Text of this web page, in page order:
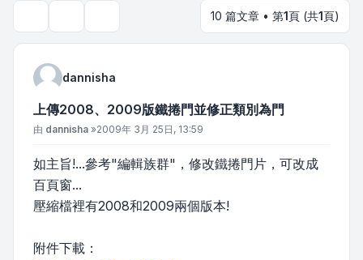
10 篇文章 • 第1頁 (共1頁)
dannisha
上傳2008、2009版鐵捲門並修正類別為門
文章
由 dannisha »2009年 3月 25日, 13:59
如主旨!...參考"編輯族群"，修改鐵捲門片，可改成
百頁窗...
壓縮檔裡有2008和2009兩個版本!
附件下載：